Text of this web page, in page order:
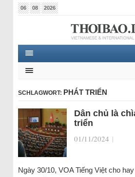
06 08 2026
SCHLAGWORT: PHÁT TRIỂN
Dân chủ là
triển
01/11/2024 |
Ngày 30/10, VOA Tiếng Việt cho